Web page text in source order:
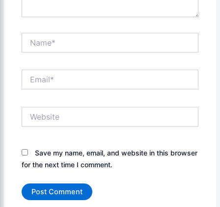
Save my name, email, and website in this browser
for the next time I comment.